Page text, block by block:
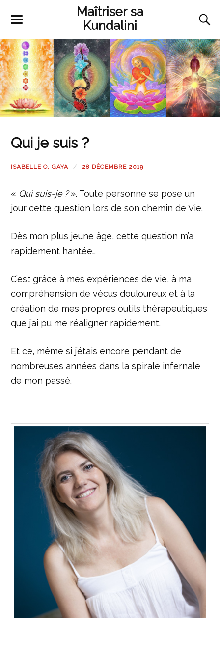
Maîtriser sa
Kundalini
Qui je suis ?
ISABELLE O. GAYA 28 DÉCEMBRE 2019
« Qui suis-je ?». Toute personne se pose un
jour cette question lors de son chemin de Vie.
Dès mon plus jeune âge, cette question m’a
rapidement hantée…
C’est grâce à mes expériences de vie, à ma
compréhension de vécus douloureux et à la
création de mes propres outils thérapeutiques
que j’ai pu me réaligner rapidement.
Et ce, même si j’étais encore pendant de
nombreuses années dans la spirale infernale
de mon passé.